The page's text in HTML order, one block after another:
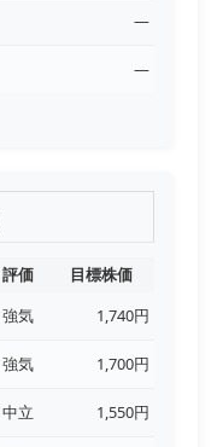
―
―
評価
目標株価
強気 1,740円
強気 1,700円
中立 1,550円